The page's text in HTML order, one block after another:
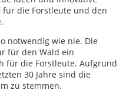
für die Forstleute und den
notwendig wie nie. Die
für den Wald ein
für die Forstleute. Aufgrund
30 Jahre sind die
zu stemmen.